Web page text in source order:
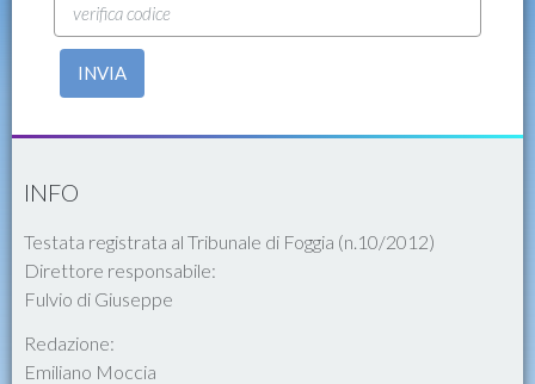
INVIA
INFO
Testata registrata al Tribunale di Foggia (n.10/2012)
Direttore responsabile:
Fulvio di Giuseppe
Redazione:
Emiliano Moccia